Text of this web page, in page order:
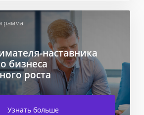
наставника
бизнеса
роста
Узнать больше